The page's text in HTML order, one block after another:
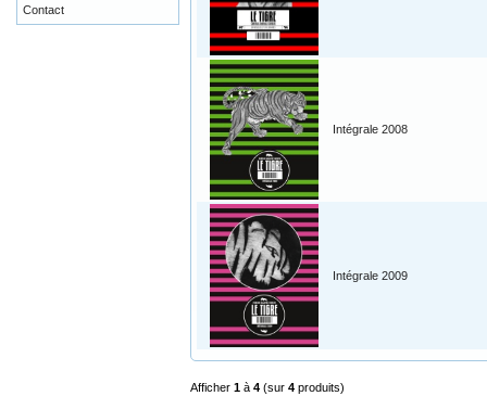
Intégrale 2008
Intégrale 2009
Afficher 1 à 4 (sur 4 produits)
Contact